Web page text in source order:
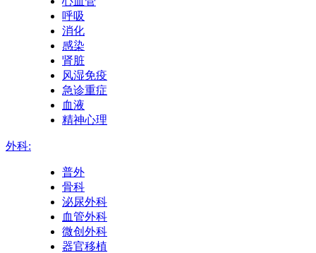
呼吸
消化
感染
肾脏
风湿免疫
急诊重症
血液
精神心理
外科:
普外
骨科
泌尿外科
血管外科
微创外科
器官移植